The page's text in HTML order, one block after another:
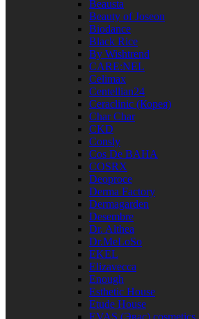
Beausta
Beauty of Joseon
Biodance
Black Rice
By Wishtrend
CARE:NEL
Celimax
Centellian24
Ceraclinic (Корея)
Char Char
CKD
Consly
Cos De BAHA
COSRX
Deoproce
Derma Factory
Dermagarden
Desembre
Dr. Althea
Dr.MeLoSo
EKEL
Elizavecca
Enough
Esthetic House
Etude House
EVAS (Эвас) cosmetics